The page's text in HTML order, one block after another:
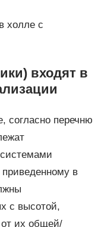
холле с
входят в
согласно перечню
в
с высотой,
их общей/